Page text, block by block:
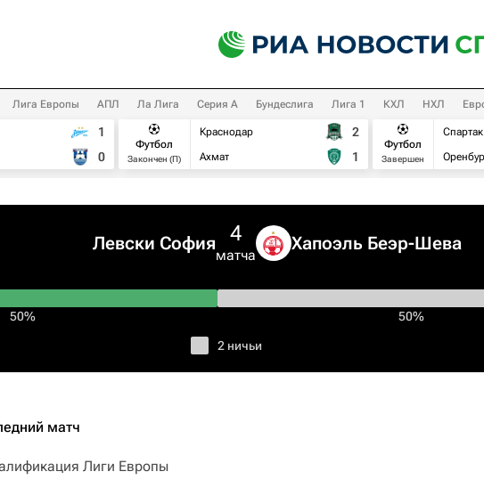
Лига Европы АПЛ Ла Лига Серия А Бундеслига Лига 1 КХЛ НХЛ
1
0
Футбол
Закончен (П)
Краснодар
Ахмат
2
1
Футбол
Завершен
Левски София 4
матча
Хапоэль Беэр-Шева
50% 50%
2 ничьи
матч
Лиги Европы